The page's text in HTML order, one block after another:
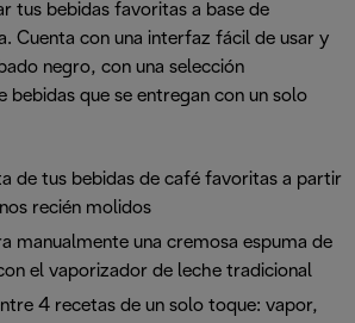
tus bebidas favoritas a base de
Cuenta con una interfaz fácil de usar y
negro, con una selección
bebidas que se entregan con un solo
de tus bebidas de café favoritas a partir
recién molidos
manualmente una cremosa espuma de
el vaporizador de leche tradicional
4 recetas de un solo toque: vapor,